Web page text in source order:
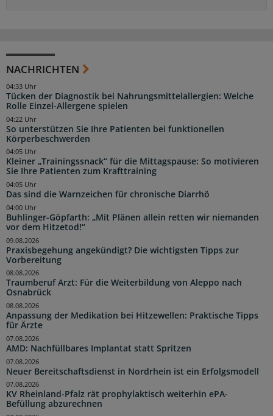
NACHRICHTEN
Tücken der Diagnostik bei Nahrungsmittelallergien: Welche
Rolle Einzel-Allergene spielen
04:33 Uhr
So unterstützen Sie Ihre Patienten bei funktionellen
Körperbeschwerden
04:22 Uhr
Kleiner „Trainingssnack“ für die Mittagspause: So motivieren
Sie Ihre Patienten zum Krafttraining
04:05 Uhr
Das sind die Warnzeichen für chronische Diarrhö
04:05 Uhr
Buhlinger-Göpfarth: „Mit Plänen allein retten wir niemanden
vor dem Hitzetod!“
04:00 Uhr
Praxisbegehung angekündigt? Die wichtigsten Tipps zur
Vorbereitung
09.08.2026
Traumberuf Arzt: Für die Weiterbildung von Aleppo nach
Osnabrück
08.08.2026
Anpassung der Medikation bei Hitzewellen: Praktische Tipps
für Ärzte
08.08.2026
AMD: Nachfüllbares Implantat statt Spritzen
07.08.2026
Neuer Bereitschaftsdienst in Nordrhein ist ein Erfolgsmodell
07.08.2026
KV Rheinland-Pfalz rät prophylaktisch weiterhin ePA-
Befüllung abzurechnen
07.08.2026